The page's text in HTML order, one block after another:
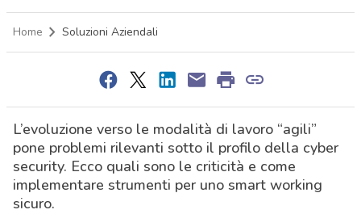
Home Soluzioni Aziendali
L’evoluzione verso le modalità di lavoro “agili”
pone problemi rilevanti sotto il profilo della cyber
security. Ecco quali sono le criticità e come
implementare strumenti per uno smart working
sicuro.